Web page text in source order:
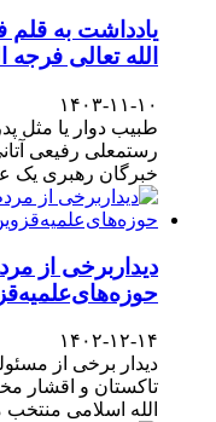
یادداشت به قلم
الله تعالی
۱۴۰۳-۱۱-۱۰
طبیب دوار یا مثل
رستمعلی رفیعی
خبرگان رهبری یک
دیداربرخی از
۱۴۰۲-۱۲-۱۴
دیدار برخی از
تاکستان و اقشار
الله اسلامی